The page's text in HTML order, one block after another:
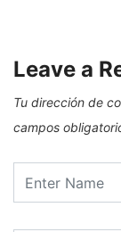
Leave a
Tu dirección de
campos